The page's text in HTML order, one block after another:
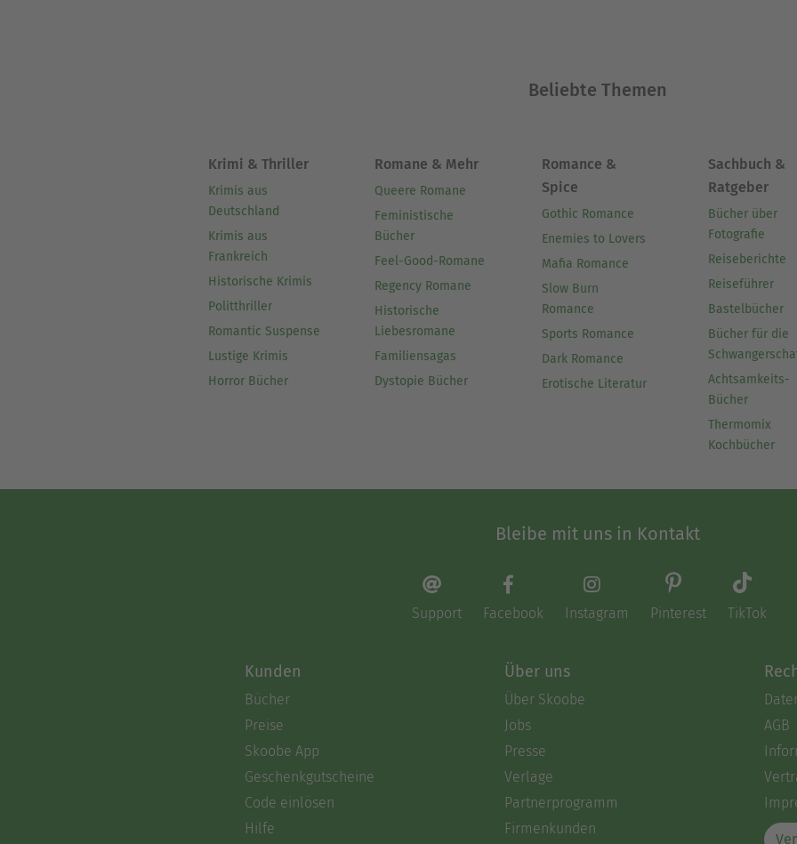
Beliebte Themen
Krimi & Thriller
Krimis aus
Deutschland
Krimis aus
Frankreich
Historische Krimis
Politthriller
Romantic Suspense
Lustige Krimis
Horror Bücher
Romane & Mehr
Queere Romane
Feministische
Bücher
Feel-Good-Romane
Regency Romane
Historische
Liebesromane
Familiensagas
Dystopie Bücher
Romance &
Spice
Gothic Romance
Enemies to Lovers
Mafia Romance
Slow Burn
Romance
Sports Romance
Dark Romance
Erotische Literatur
Sachbuch &
Ratgeber
Bücher über
Fotografie
Reiseberichte
Reiseführer
Bastelbücher
Bücher für die
Achtsamkeits-
Bücher
Thermomix
Kochbücher
Bleibe mit uns in Kontakt
Support Facebook Instagram Pinterest TikTok
Kunden
Bücher
Preise
Skoobe App
Geschenkgutscheine
Code einlösen
Hilfe
Über uns
Über Skoobe
Jobs
Presse
Verlage
Partnerprogramm
Firmenkunden
AGB